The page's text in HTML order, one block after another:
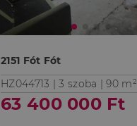
2151 Fót Fót
HZ044713 |3 szoba | 90 m²
63 400 000 Ft